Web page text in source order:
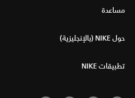
مساعدة
حول NIKE (بالإنجليزية)
تطبيقات NIKE